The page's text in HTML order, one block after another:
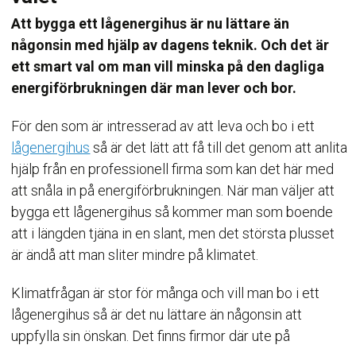
Att bygga ett lågenergihus är nu lättare än
någonsin med hjälp av dagens teknik. Och det är
ett smart val om man vill minska på den dagliga
energiförbrukningen där man lever och bor.
För den som är intresserad av att leva och bo i ett
lågenergihus så är det lätt att få till det genom att anlita
hjälp från en professionell firma som kan det här med
att snåla in på energiförbrukningen. När man väljer att
bygga ett lågenergihus så kommer man som boende
att i längden tjäna in en slant, men det största plusset
är ändå att man sliter mindre på klimatet.
Klimatfrågan är stor för många och vill man bo i ett
lågenergihus så är det nu lättare än någonsin att
uppfylla sin önskan. Det finns firmor där ute på